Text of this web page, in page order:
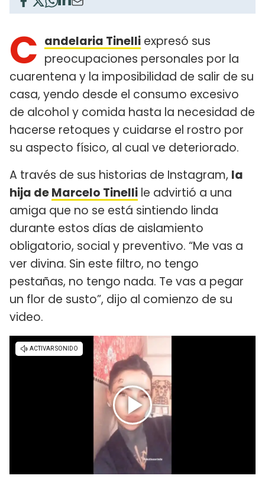
C andelaria Tinelli expresó sus
preocupaciones personales por la
cuarentena y la imposibilidad de salir de su
casa, yendo desde el consumo excesivo
de alcohol y comida hasta la necesidad de
hacerse retoques y cuidarse el rostro por
su aspecto físico, al cual ve deteriorado.
A través de sus historias de Instagram, la
hija deMarcelo Tinelli le advirtió a una
amiga que no se está sintiendo linda
durante estos días de aislamiento
obligatorio, social y preventivo. “Me vas a
ver divina. Sin este filtro, no tengo
pestañas, no tengo nada. Te vas a pegar
un flor de susto”, dijo al comienzo de su
video.